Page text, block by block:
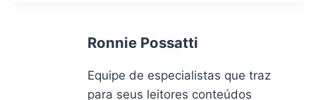
Ronnie Possatti
Equipe de especialistas que traz
para seus leitores conteúdos